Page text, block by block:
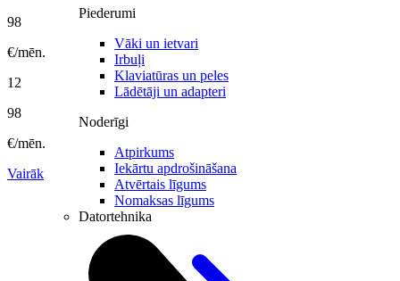
Piederumi
Vāki un ietvari
Irbuļi
Klaviatūras un peles
Lādētāji un adapteri
Noderīgi
Atpirkums
Iekārtu apdrošināšana
Atvērtais līgums
Nomaksas līgums
Datortehnika
98
€/mēn.
12
98
€/mēn.
Vairāk